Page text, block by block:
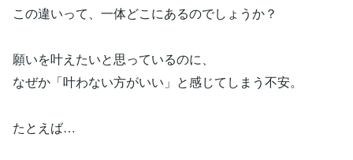
この違いって、一体どこにあるのでしょうか？
願いを叶えたいと思っているのに、
なぜか「叶わない方がいい」と感じてしまう不安。
たとえば…